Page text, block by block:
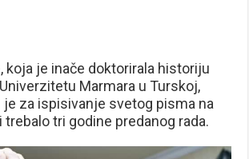
koja je inače doktorirala historiju
Marmara u Turskoj,
je za ispisivanje svetog pisma na
tri godine predanog rada.